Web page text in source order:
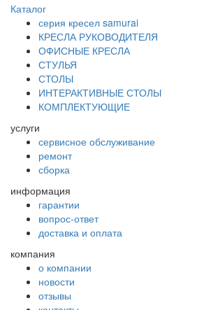
Каталог
серия кресел samurai
КРЕСЛА РУКОВОДИТЕЛЯ
ОФИСНЫЕ КРЕСЛА
СТУЛЬЯ
СТОЛЫ
ИНТЕРАКТИВНЫЕ СТОЛЫ
КОМПЛЕКТУЮЩИЕ
услуги
сервисное обслуживание
ремонт
сборка
информация
гарантии
вопрос-ответ
доставка и оплата
компания
о компании
новости
отзывы